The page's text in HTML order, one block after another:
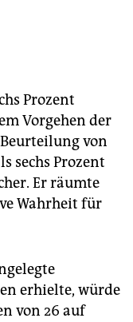
(15%).
für
von Aon
25,959
Mrd. Zinssatz
Mrd.
Prozent
Vorgehen der
von
sechs Prozent
Er räumte
Wahrheit für
erhielte, würde
von 26 auf